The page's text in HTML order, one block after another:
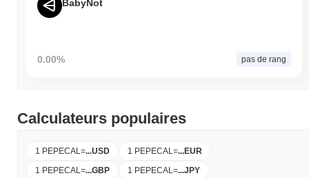
BabyNot
0.00% pas de rang
Calculateurs populaires
1 PEPECAL =...USD 1 PEPECAL =...EUR
1 PEPECAL =...GBP 1 PEPECAL =...JPY